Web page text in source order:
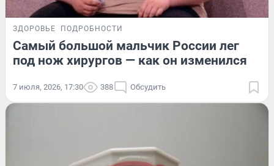
ЗДОРОВЬЕ ПОДРОБНОСТИ
Самый большой мальчик России лег
под нож хирургов — как он изменился
7 июля, 2026, 17:30 388 Обсудить